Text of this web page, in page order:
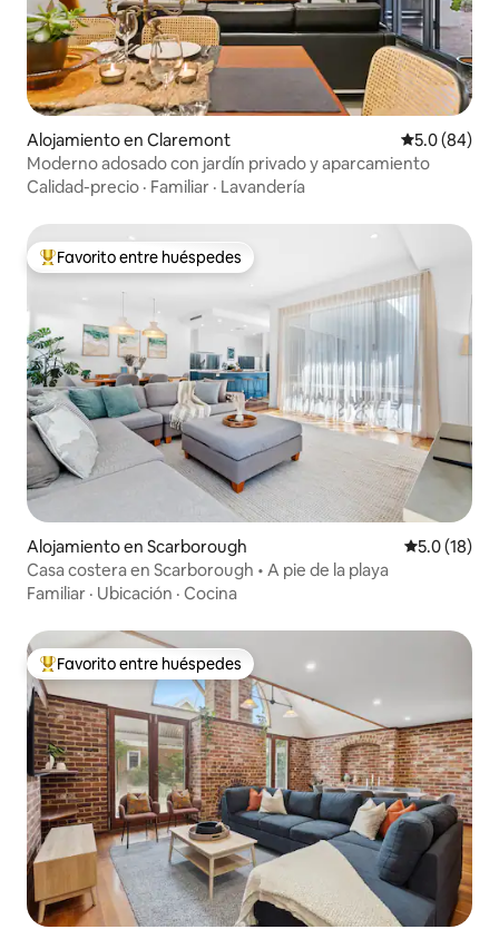
Alojamiento en Claremont Calificación
5.0 (84)
Moderno adosado con jardín privado y aparcamiento
Calidad-precio · Familiar · Lavandería
Favorito entre huéspedes preferido
Favorito entre huéspedes
Alojamiento en Scarborough Calificación
5.0 (18)
Casa costera en Scarborough • A pie de la playa
Familiar · Ubicación · Cocina
Favorito entre huéspedes preferido
Favorito entre huéspedes